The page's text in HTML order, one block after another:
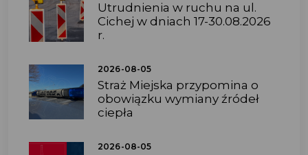
Utrudnienia w ruchu na ul.
Cichej w dniach 17-30.08.2026
r.
2026-08-05
Straż Miejska przypomina o
obowiązku wymiany źródeł
ciepła
2026-08-05